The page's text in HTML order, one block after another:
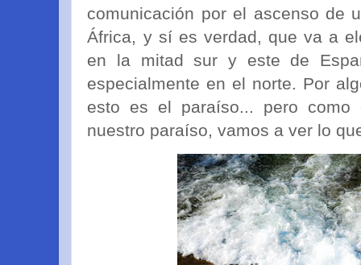
comunicación por el ascenso de
África, y sí es verdad, que va a
en la mitad sur y este de
especialmente en el norte. Por
esto es el paraíso... pero
nuestro paraíso, vamos a ver lo